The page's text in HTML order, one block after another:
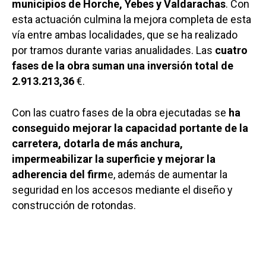
municipios de Horche, Yebes y Valdarachas. Con
esta actuación culmina la mejora completa de esta
vía entre ambas localidades, que se ha realizado
por tramos durante varias anualidades. Las cuatro
fases de la obra suman una inversión total de
2.913.213,36€.
Con las cuatro fases de la obra ejecutadas se ha
conseguido mejorar la capacidad portante de la
carretera, dotarla de más anchura,
impermeabilizar la superficie y mejorar la
adherencia del firme, además de aumentar la
seguridad en los accesos mediante el diseño y
construcción de rotondas.